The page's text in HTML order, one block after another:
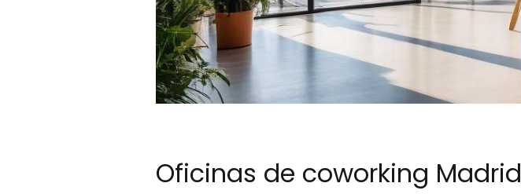
Oficinas de coworking Madrid